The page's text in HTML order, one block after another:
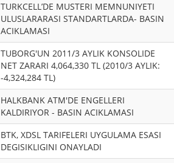
TURKCELL’DE MUSTERI MEMNUNIYETI
ULUSLARARASI STANDARTLARDA- BASIN
ACIKLAMASI
TUBORG'UN 2011/3 AYLIK KONSOLIDE
NET ZARARI 4,064,330 TL (2010/3 AYLIK:
-4,324,284 TL)
HALKBANK ATM'DE ENGELLERI
KALDIRIYOR - BASIN ACIKLAMASI
BTK, XDSL TARIFELERI UYGULAMA ESASI
DEGISIKLIGINI ONAYLADI